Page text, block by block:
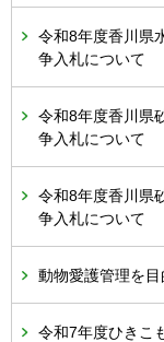
令和8年度香川県
争入札について
令和8年度香川県
争入札について
令和8年度香川県
争入札について
動物愛護管理を
令和7年度ひきこ